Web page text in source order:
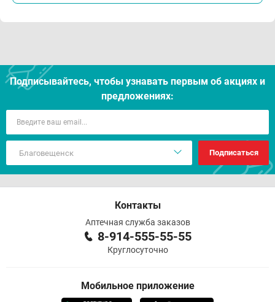
Подписывайтесь, чтобы узнавать первым об акцияx и
предложениях:
Подписаться
Контакты
Аптечная служба заказов
8-914-555-55-55
Круглосуточно
Мобильное приложение